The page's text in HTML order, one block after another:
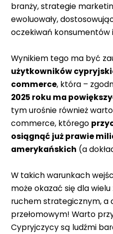
branży, strategie
ewoluowały,
oczekiwań konsumentów
Wynikiem tego ma być
użytkowników
commerce, która –
2025 roku ma
tym urośnie również
commerce, którego
osiągnąć już prawie
amerykańskich (a
W takich warunkach
może okazać się dla
ruchem strategicznym, a
przełomowym! Warto
Cypryjczycy są ludźmi